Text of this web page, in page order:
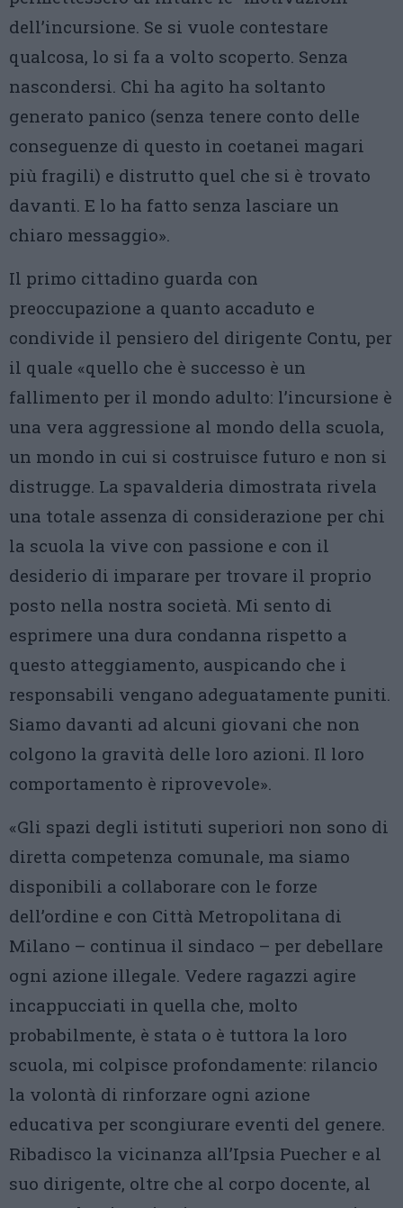
dell’incursione. Se si vuole contestare
qualcosa, lo si fa a volto scoperto. Senza
nascondersi. Chi ha agito ha soltanto
generato panico (senza tenere conto delle
conseguenze di questo in coetanei magari
più fragili) e distrutto quel che si è trovato
davanti. E lo ha fatto senza lasciare un
chiaro messaggio».
Il primo cittadino guarda con
preoccupazione a quanto accaduto e
condivide il pensiero del dirigente Contu, per
il quale «quello che è successo è un
fallimento per il mondo adulto: l’incursione è
una vera aggressione al mondo della scuola,
un mondo in cui si costruisce futuro e non si
distrugge. La spavalderia dimostrata rivela
una totale assenza di considerazione per chi
la scuola la vive con passione e con il
desiderio di imparare per trovare il proprio
posto nella nostra società. Mi sento di
esprimere una dura condanna rispetto a
questo atteggiamento, auspicando che i
responsabili vengano adeguatamente puniti.
Siamo davanti ad alcuni giovani che non
colgono la gravità delle loro azioni. Il loro
comportamento è riprovevole».
«Gli spazi degli istituti superiori non sono di
diretta competenza comunale, ma siamo
disponibili a collaborare con le forze
dell’ordine e con Città Metropolitana di
Milano – continua il sindaco – per debellare
ogni azione illegale. Vedere ragazzi agire
incappucciati in quella che, molto
probabilmente, è stata o è tuttora la loro
scuola, mi colpisce profondamente: rilancio
la volontà di rinforzare ogni azione
educativa per scongiurare eventi del genere.
Ribadisco la vicinanza all’Ipsia Puecher e al
suo dirigente, oltre che al corpo docente, al